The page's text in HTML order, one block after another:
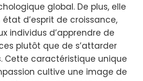
global. De plus, elle
d’esprit de croissance,
individus d’apprendre de
plutôt que de s’attarder
Cette caractéristique unique
cultive une image de